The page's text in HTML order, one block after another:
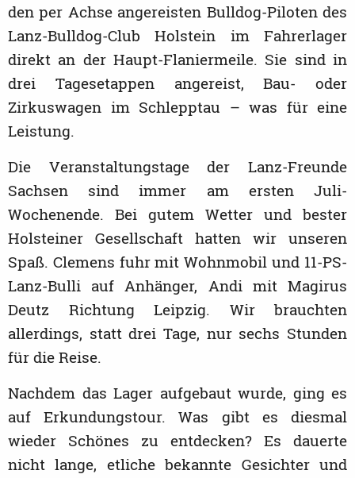
den per Achse angereisten Bulldog-Piloten des
Lanz-Bulldog-Club Holstein im Fahrerlager
direkt an der Haupt-Flaniermeile. Sie sind in
drei Tagesetappen angereist, Bau- oder
Zirkuswagen im Schlepptau – was für eine
Leistung.
Die Veranstaltungstage der Lanz-Freunde
Sachsen sind immer am ersten Juli-
Wochenende. Bei gutem Wetter und bester
Holsteiner Gesellschaft hatten wir unseren
Spaß. Clemens fuhr mit Wohnmobil und 11-PS-
Lanz-Bulli auf Anhänger, Andi mit Magirus
Deutz Richtung Leipzig. Wir brauchten
allerdings, statt drei Tage, nur sechs Stunden
für die Reise.
Nachdem das Lager aufgebaut wurde, ging es
auf Erkundungstour. Was gibt es diesmal
wieder Schönes zu entdecken? Es dauerte
nicht lange, etliche bekannte Gesichter und